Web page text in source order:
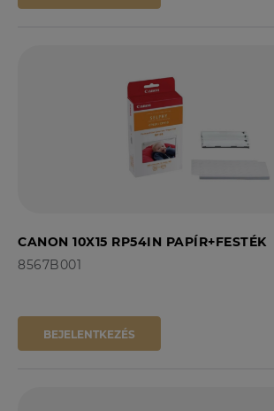
CANON 10X15 RP54IN PAPÍR+FESTÉK
8567B001
BEJELENTKEZÉS